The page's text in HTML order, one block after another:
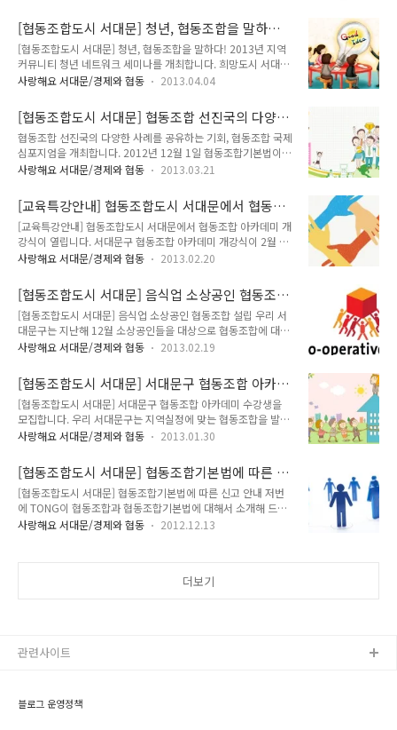
램을 운영함으로써 창의성과 타인과의 소통능력을 길러주는 국
악..
할을 할 것으로 기대되는 협동조합! 협동조합은 우리 스스로 새
로운 삶의 방식을 찾아가는 열린 기회이자, 더불어 함께 살아가
는 공생의 열쇠입니다. 그래서 우리 서대문구에서는 올해 협동조
합에 대한 교육, 설립, 상담 등 인프라 구축에 앞장서, '따뜻한 시
장경제, 협동조합도시, 서대문'을 만들기 위하여 의미있는 노력
설립되고 있는데요, 오늘은 의료생활소비자협동조합이 설립되
었다는 소식 TONG이 전해드릴게요~^^ ..
[협동조합도시 서대문] 청년, 협동조합을 말하다!
2013년 지역커뮤니티 청년 네트워크 세미나를 개
최합니다.
[협동조합도시 서대문] 청년, 협동조합을 말하다! 2013년 지역
커뮤니티 청년 네트워크 세미나를 개최합니다. 희망도시 서대문
의 든든한 밑바탕인 지역커뮤니티 중 청년들을 대상으로 활동하
하다!』세미나를 개최할 예정입니다. 서대문구에서는 그동안 다
양한 분야의 주민 소모임을 발굴하여 지역사회활동 및 역량강화
활동 분야를 적극 지원코자 2011년부터 3년간 지역 커뮤니티를
선정하여 지원하고 있으며, 2013년도에는 작년보다 1.5배 늘어
난 23개 선정하여 커뮤니티 활성화를 위해 노력하고 있답니다.
15:00 - 장 소 : 구청 6층 대강당 - 행 사 명 : “청년, 협동조합을..
사랑해요 서대문/경제와 협동 2013.04.04
[협동조합도시 서대문] 협동조합 선진국의 다양
한 사례를 공유하는 기회, 협동조합 국제심포지엄
을 개최합니다.
협동조합 선진국의 다양한 사례를 공유하는 기회, 협동조합 국제
심포지엄을 개최합니다. 2012년 12월 1일 협동조합기본법이
발효된 이후, 경기불황을 이기고 일자리 창출의 새로운 대안으로
라 생각이 듭니다. 전세계는 지금도 일자리 창출 문제에 대해서
해결의 실마리를 풀기 위해 고민하고 있는데요, 진정으로 지속가
능한 일자리를 만드는 일, 협동조합에서 그 답을 찾을 수 있을 것
같아요. 협동조합의 선진국, 영국, 이탈리아, 그리고 스페인을 이
번 협동조합 국제심포지엄에서 만나보세요.^^ 선진국 협동조합
설립되고 지속적으로 성장하기 위해서는 전문가 교육과 협동조
합 인큐베이팅 등 교육 프로그램 도입이..
사랑해요 서대문/경제와 협동 2013.03.21
[교육특강안내] 협동조합도시 서대문에서 협동조
합 아카데미 개강식이 열렸습니다.
[교육특강안내] 협동조합도시 서대문에서 협동조합 아카데미 개
강식이 열립니다. 서대문구 협동조합 아카데미 개강식이 2월 19
일 화요일 서대문구청 대강당에서 열렸습니다. 이번 아카데미는
를 위해 마련되었으며 협동조합 마인드 향상은 물론 수강생의 협
동조합 창업 가능성을 높이는데 주력하였습니다. 협동조합이란?
또 다시 한번 살펴보면.. 협동조합의 정의 - 협동조합 : 재화 또는
용역의 구매, 생산, 판매, 제공 등을 협동으로 영위함으로써 조합
원의 권익을 향상하고 지역사회에 공헌하고자 하는 사업조직 -
관련된 사업을 수행하거나 취약계층에게 사회서비스 또는 일자
리를 제공하는 등 영리를 목적으로 ..
사랑해요 서대문/경제와 협동 2013.02.20
[협동조합도시 서대문] 음식업 소상공인 협동조
합 <행복만나> 설립
[협동조합도시 서대문] 음식업 소상공인 협동조합 설립 우리 서
대문구는 지난해 12월 소상공인들을 대상으로 협동조합에 대해
알리는 한편 이번달 19일부터는 협동조합 아카데미를 개최하는
있습니다. 이제는 낯설지 않은 협동조합에 대해 다시 한번 살펴
볼까요? 협동조합의 정의 - 협동조합 : 재화 또는 용역의 구매, 생
산, 판매, 제공 등을 협동으로 영위함으로써 조합원의 권익을 향
상하고 지역사회에 공헌하고자 하는 사업조직 - 사회적협동조합
: 협동조합 중 지역주민들의 권익, 복리 증진과 관련된 사업을 수
영리를 목적으로 하지 아니하는 협동조합 이러한 협동조합 활성
화 시행 추진으로 행복만나협동조합이..
사랑해요 서대문/경제와 협동 2013.02.19
[협동조합도시 서대문] 서대문구 협동조합 아카데
미 수강생을 모집합니다.
[협동조합도시 서대문] 서대문구 협동조합 아카데미 수강생을
모집합니다. 우리 서대문구는 지역실정에 맞는 협동조합을 발굴
하고자 ‘2013 서대문구 협동조합 아카데미’를 운영합니다. 이번
창업 활성화를 위해 운영되는 과정으로 2월 19일 개강식을 시작
으로 3월 14일까지(매주 화, 목요일 오후 3시~6시) 운영됩니다.
1) 수강생 모집 - 접수기간 : 2012. 1. 23. ~ 2. 14 - 모집인원 :
30명 이내 - 신청대상 : 서대문구 거주자, 소상공인, 공무원 등 협
동조합에 관심있는 자 - 수 강 료 : 무료 - 신청방법 : 방문 및 이메
사랑해요 서대문/경제와 협동 2013.01.30
[협동조합도시 서대문] 협동조합기본법에 따른 신
고 안내
[협동조합도시 서대문] 협동조합기본법에 따른 신고 안내 저번
에 TONG이 협동조합과 협동조합기본법에 대해서 소개해 드렸
었죠? 그 내용이 궁금하시다면 여기를 클릭해주세요~^^ '협동
상담센터 등을 소개해 드리려고 합니다. 일반협동조합과 사회적
조합 설립 인가는 중앙행정기관 각 소관부..
사랑해요 서대문/경제와 협동 2012.12.13
더보기
블로그 운영정책
관련사이트